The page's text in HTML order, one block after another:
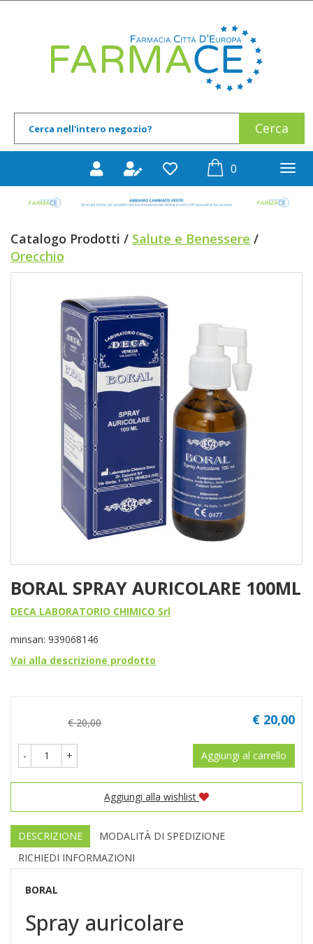
Prodotto
0prodotti
Catalogo Prodotti / Salute e Benessere /
Orecchio
BORAL SPRAY AURICOLARE 100ML
DECA LABORATORIO CHIMICO Srl
minsan: 939068146
Vai alla descrizione prodotto
€ 20,00
€ 20,00
- + Aggiungi al carrello
Aggiungi alla wishlist
DESCRIZIONE
MODALITÀ DI SPEDIZIONE
RICHIEDI INFORMAZIONI
BORAL
Spray auricolare